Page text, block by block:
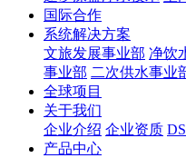
国际合作
系统解决方案
文旅发展事业部 净饮
事业部 二次供水事业
全球项目
关于我们
企业介绍 企业资质
产品中心